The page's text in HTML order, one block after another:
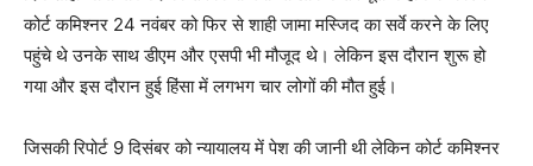
कोर्ट कमिश्नर 24 नवंबर को फिर से शाही जामा मस्जिद का सर्वे करने के लिए
पहुंचे थे उनके साथ डीएम और एसपी भी मौजूद थे। लेकिन इस दौरान शुरू हो
गया और इस दौरान हुई हिंसा में लगभग चार लोगों की मौत हुई।
जिसकी रिपोर्ट 9 दिसंबर को न्यायालय में पेश की जानी थी लेकिन कोर्ट कमिश्नर